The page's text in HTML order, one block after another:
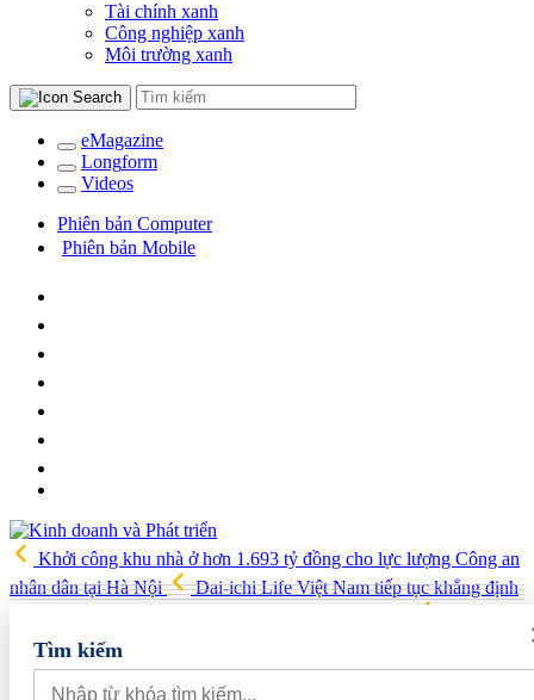
Tài chính xanh
Công nghiệp xanh
Môi trường xanh
eMagazine
Longform
Videos
Phiên bản Computer
Phiên bản Mobile
Khởi công khu nhà ở hơn 1.693 tỷ đồng cho lực lượng Công an
nhân dân tại Hà Nội
Dai-ichi Life Việt Nam tiếp tục khẳng định
Chương trình tín dụng hướng đến các động lực tăng trưởng kinh tế
và doanh nghiệp nhỏ và vừa
Bảo Tín Mạnh Hải trước thềm
IPO: Từ thương hiệu gia đình đến tham vọng doanh thu 74.000 tỷ
Tìm kiếm